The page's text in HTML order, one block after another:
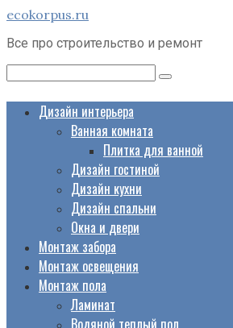
Перейти
контенту
ecokorpus.ru
Все про строительство и ремонт
Дизайн интерьера
Ванная комната
Плитка для ванной
Дизайн гостиной
Дизайн кухни
Дизайн спальни
Окна и двери
Монтаж забора
Монтаж освещения
Монтаж пола
Ламинат
Водяной теплый пол